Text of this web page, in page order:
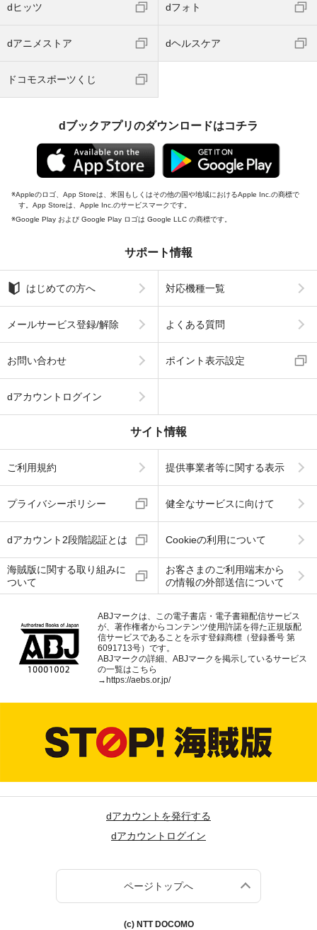
dヒッツ dフォト
dアニメストア dヘルスケア
ドコモスポーツくじ
dブックアプリのダウンロードはコチラ
Appleのロゴ、App Storeは、米国もしくはその他の国や地域におけるApple Inc.の商標で
す。App Storeは、Apple Inc.のサービスマークです。
Google Play および Google Play ロゴは Google LLC の商標です。
サポート情報
はじめての方へ 対応機種一覧
メールサービス登録/解除 よくある質問
お問い合わせ ポイント表示設定
dアカウントログイン
サイト情報
ご利用規約 提供事業者等に関する表示
プライバシーポリシー 健全なサービスに向けて
dアカウント2段階認証とは Cookieの利用について
海賊版に関する取り組みに
ついて
お客さまのご利用端末から
の情報の外部送信について
ABJマークは、この電子書店・電子書籍配信サービス
が、著作権者からコンテンツ使用許諾を得た正規版配
信サービスであることを示す登録商標（登録番号 第
6091713号）です。
ABJマークの詳細、ABJマークを掲示しているサービス
の一覧はこちら
→https://aebs.or.jp/
dアカウントを発行する
dアカウントログイン
ページトップへ
(c) NTT DOCOMO